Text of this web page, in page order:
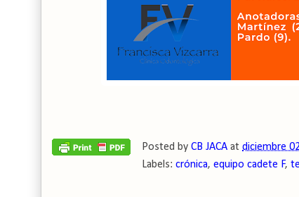
Posted by CB JACA at diciembre
Labels: crónica, equipo cadete F,